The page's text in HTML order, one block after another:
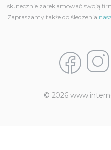
skutecznie zareklamować swoją
Zapraszamy także do śledzenia
© 2026